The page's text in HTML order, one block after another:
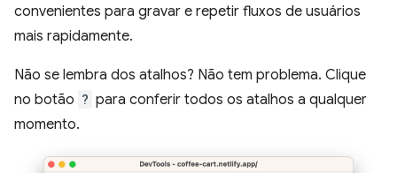
convenientes para gravar e repetir fluxos de usuários
mais rapidamente.
Não se lembra dos atalhos? Não tem problema. Clique
no botão ? para conferir todos os atalhos a qualquer
momento.